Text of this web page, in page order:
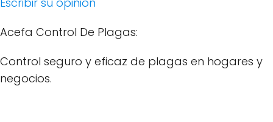
Acefa Control De Plagas:
Control seguro y eficaz de plagas en hogares y
negocios.